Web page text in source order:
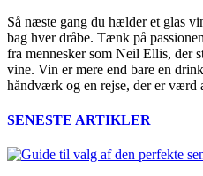
Så næste gang du hælder et glas
bag hver dråbe. Tænk på
fra mennesker som Neil Ellis, der
vine. Vin er mere end bare en
håndværk og en rejse, der er værd
SENESTE ARTIKLER